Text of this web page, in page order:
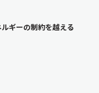
ギーの制約を越える